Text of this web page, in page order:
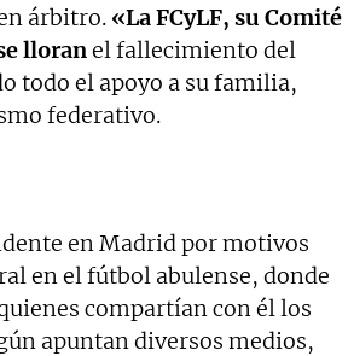
árbitro. «La FCyLF, su Comité
lloranel fallecimiento del
todo el apoyo a su familia,
federativo.
en Madrid por motivos
en el fútbol abulense, donde
compartían con él los
apuntan diversos medios,